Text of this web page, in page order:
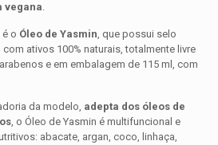
vegana.
o Óleo de Yasmin, que possui selo
ativos 100% naturais, totalmente livre
e em embalagem de 115 ml, com
da modelo, adepta dos óleos de
, o Óleo de Yasmin é multifuncional e
abacate, argan, coco, linhaça,